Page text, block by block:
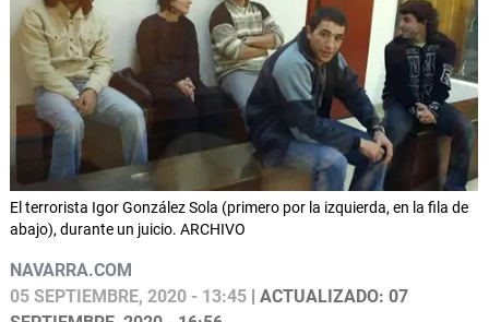
El terrorista Igor González Sola (primero por la izquierda, en la fila de
abajo), durante un juicio. ARCHIVO
NAVARRA.COM
05 SEPTIEMBRE, 2020 - 13:45 | ACTUALIZADO: 07